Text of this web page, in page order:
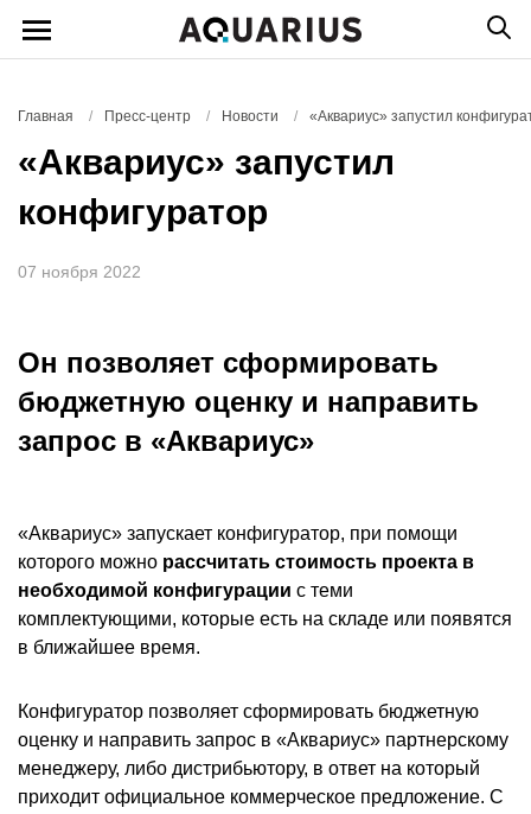
Главная / Пресс-центр / Новости / «Аквариус» запустил
«Аквариус» запустил
конфигуратор
07 ноября 2022
Он позволяет сформировать
бюджетную оценку и направить
запрос в «Аквариус»
«Аквариус» запускает конфигуратор, при помощи
которого можно рассчитать стоимость проекта в
необходимой конфигурации с теми
комплектующими, которые есть на складе или появятся
в ближайшее время.
Конфигуратор позволяет сформировать бюджетную
оценку и направить запрос в «Аквариус» партнерскому
менеджеру, либо дистрибьютору, в ответ на который
приходит официальное коммерческое предложение. С